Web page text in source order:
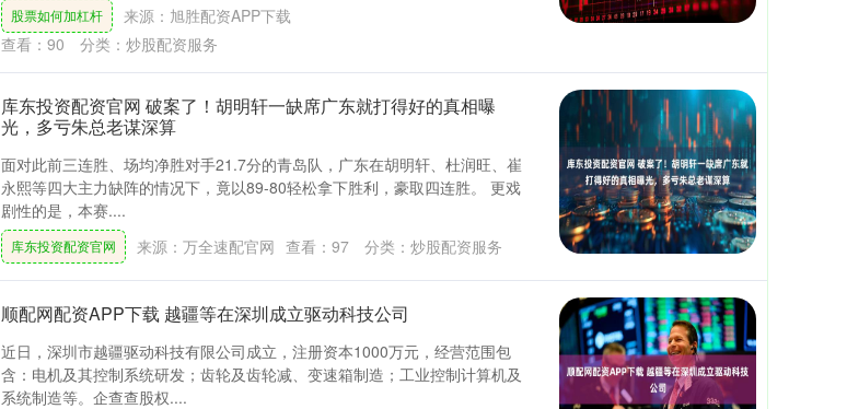
股票如何加杠杆
来源：旭胜配资APP下载
查看： 90 分类： 炒股配资服务
库东投资配资官网 破案了！胡明轩一缺席广东就打得好的真相曝
光，多亏朱总老谋深算
面对此前三连胜、场均净胜对手21.7分的青岛队，广东在胡明轩、杜润旺、崔
永熙等四大主力缺阵的情况下，竟以89-80轻松拿下胜利，豪取四连胜。 更戏
剧性的是，本赛....
库东投资配资官网 来源：万全速配官网 查看： 97 分类： 炒股配资服务
顺配网配资APP下载 越疆等在深圳成立驱动科技公司
近日，深圳市越疆驱动科技有限公司成立，注册资本1000万元，经营范围包
含：电机及其控制系统研发；齿轮及齿轮减、变速箱制造；工业控制计算机及
系统制造等。企查查股权....